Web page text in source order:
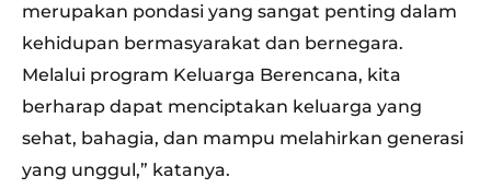
merupakan pondasi yang sangat penting dalam
kehidupan bermasyarakat dan bernegara.
Melalui program Keluarga Berencana, kita
berharap dapat menciptakan keluarga yang
sehat, bahagia, dan mampu melahirkan generasi
yang unggul,” katanya.